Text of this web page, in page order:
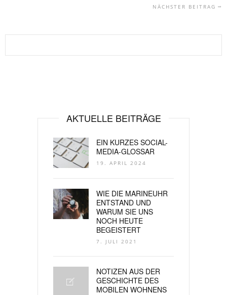
NÄCHSTER BEITRAG
AKTUELLE BEITRÄGE
EIN KURZES SOCIAL-
MEDIA-GLOSSAR
19. APRIL 2024
WIE DIE MARINEUHR
ENTSTAND UND
WARUM SIE UNS
NOCH HEUTE
BEGEISTERT
7. JULI 2021
NOTIZEN AUS DER
GESCHICHTE DES
MOBILEN WOHNENS